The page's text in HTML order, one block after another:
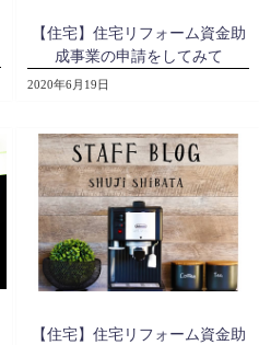
【住宅】住宅リフォーム資金助
成事業の申請をしてみて
2020年6月19日
【住宅】住宅リフォーム資金助